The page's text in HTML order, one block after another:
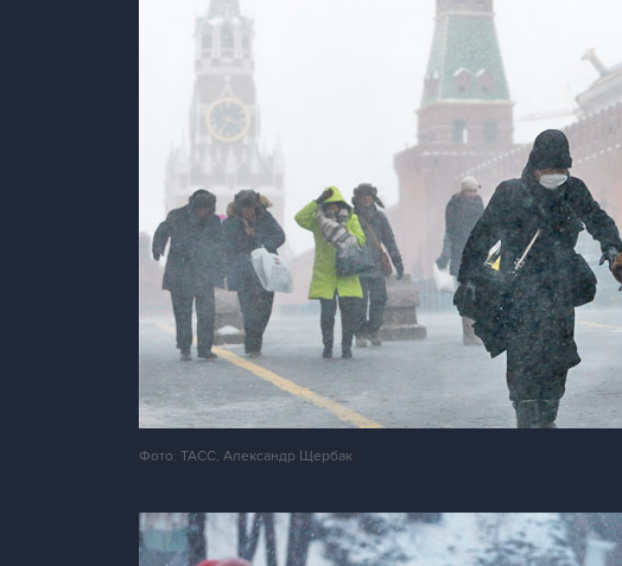
Фото: ТАСС, Александр Щербак